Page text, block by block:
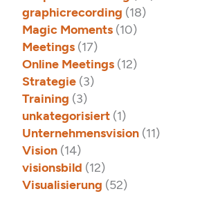
graphicrecording (18)
Magic Moments (10)
Meetings (17)
Online Meetings (12)
Strategie (3)
Training (3)
unkategorisiert (1)
Unternehmensvision (11)
Vision (14)
visionsbild (12)
Visualisierung (52)